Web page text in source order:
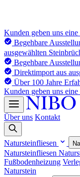
Kunden geben uns eine
Begehbare
ausgewählten
Begehbare
Direktimport aus
Über 100 Jahre
Kunden geben uns eine
Über uns Kontakt
Natursteinfliesen
Natursteinfliesen
Fußbodenheizung
Naturstein